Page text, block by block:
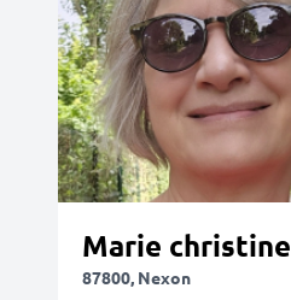
Marie christine
87800, Nexon